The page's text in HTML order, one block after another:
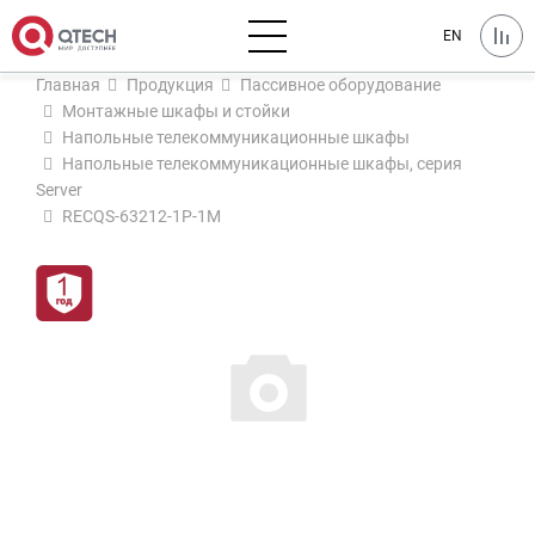
EN
Главная Продукция
Пассивное оборудование
Монтажные шкафы и стойки
Напольные телекоммуникационные шкафы
Напольные телекоммуникационные шкафы, серия
Server
RECQS-63212-1P-1M